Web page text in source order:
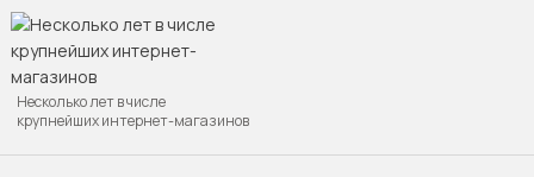
Несколько лет в числе
крупнейших интернет-магазинов